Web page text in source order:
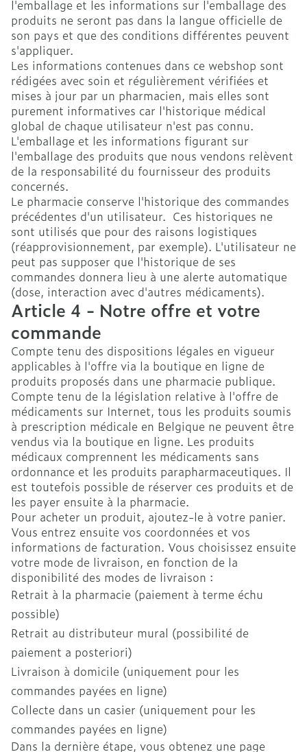
l'emballage et les informations sur l'emballage des
produits ne seront pas dans la langue officielle de
son pays et que des conditions différentes peuvent
s'appliquer.
Les informations contenues dans ce webshop sont
rédigées avec soin et régulièrement vérifiées et
mises à jour par un pharmacien, mais elles sont
purement informatives car l'historique médical
global de chaque utilisateur n'est pas connu.
L'emballage et les informations figurant sur
l'emballage des produits que nous vendons relèvent
de la responsabilité du fournisseur des produits
concernés.
Le pharmacie conserve l'historique des commandes
précédentes d'un utilisateur. Ces historiques ne
sont utilisés que pour des raisons logistiques
(réapprovisionnement, par exemple). L'utilisateur ne
peut pas supposer que l'historique de ses
commandes donnera lieu à une alerte automatique
(dose, interaction avec d'autres médicaments).
Article 4 - Notre offre et votre
commande
Compte tenu des dispositions légales en vigueur
applicables à l'offre via la boutique en ligne de
produits proposés dans une pharmacie publique.
Compte tenu de la législation relative à l'offre de
médicaments sur Internet, tous les produits soumis
à prescription médicale en Belgique ne peuvent être
vendus via la boutique en ligne. Les produits
médicaux comprennent les médicaments sans
ordonnance et les produits parapharmaceutiques. Il
est toutefois possible de réserver ces produits et de
les payer ensuite à la pharmacie.
Pour acheter un produit, ajoutez-le à votre panier.
Vous entrez ensuite vos coordonnées et vos
informations de facturation. Vous choisissez ensuite
votre mode de livraison, en fonction de la
disponibilité des modes de livraison :
Retrait à la pharmacie (paiement à terme échu
possible)
Retrait au distributeur mural (possibilité de
paiement a posteriori)
Livraison à domicile (uniquement pour les
commandes payées en ligne)
Collecte dans un casier (uniquement pour les
commandes payées en ligne)
Dans la dernière étape, vous obtenez une page